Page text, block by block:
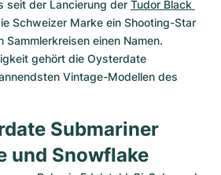
seit der Lancierung der Tudor Black
Schweizer Marke ein Shooting-Star
Sammlerkreisen einen Namen.
gehört die Oysterdate
Vintage-Modellen des
Submariner
und Snowflake